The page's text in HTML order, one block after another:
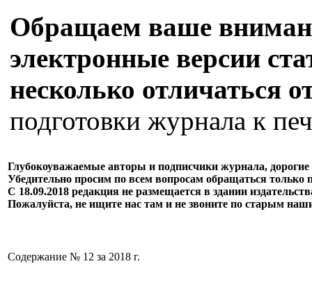
Обращаем ваше
электронные версии
несколько отличаться
подготовки журнала к
Глубокоуважаемые авторы и подписчики журнала, дорогие
Убедительно просим по всем вопросам обращаться только
С 18.09.2018 редакция не размещается в здании
Пожалуйста, не ищите нас там и не звоните по старым
Содержание № 12 за 2018 г.